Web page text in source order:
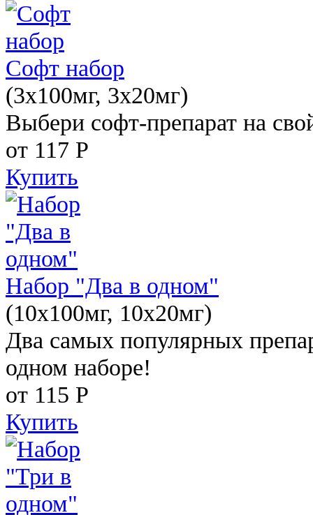
Софт набор
(3x100мг, 3x20мг)
Выбери софт-препарат на
от 117 Р
Купить
Набор "Два в одном"
(10x100мг, 10x20мг)
Два самых популярных
одном наборе!
от 115 Р
Купить